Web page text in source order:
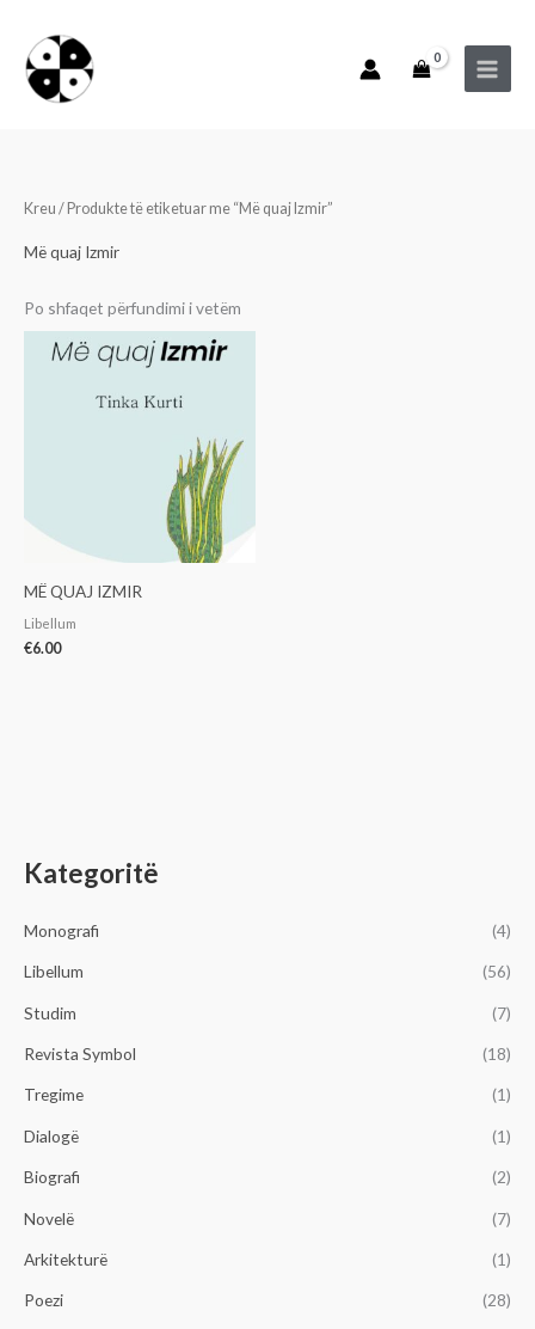
content
Kategoritë
Monografi (4)
Libellum (56)
Studim (7)
Revista Symbol (18)
Tregime (1)
Dialogë (1)
Biografi (2)
Novelë (7)
Arkitekturë (1)
Poezi (28)
Kreu / Produkte të etiketuar me “Më quaj Izmir”
Më quaj Izmir
Po shfaqet përfundimi i vetëm
MË QUAJ IZMIR
Libellum
€6.00